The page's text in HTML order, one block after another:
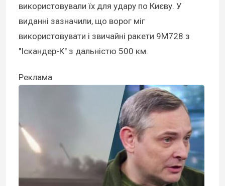
використовували їх для удару по Києву. У
виданні зазначили, що ворог міг
використовувати і звичайні ракети 9М728 з
"Іскандер-К" з дальністю 500 км.
Реклама